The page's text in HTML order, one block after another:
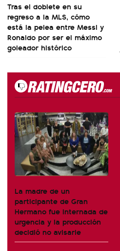
Tras el doblete en su
regreso a la MLS, cómo
está la pelea entre Messi y
Ronaldo por ser el máximo
goleador histórico
La madre de un
participante de Gran
Hermano fue internada de
urgencia y la producción
decidió no avisarle